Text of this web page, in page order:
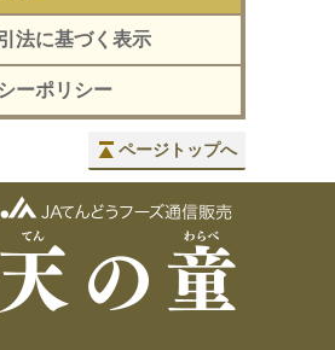
法に基づく表示
ーポリシー
ページトップへ